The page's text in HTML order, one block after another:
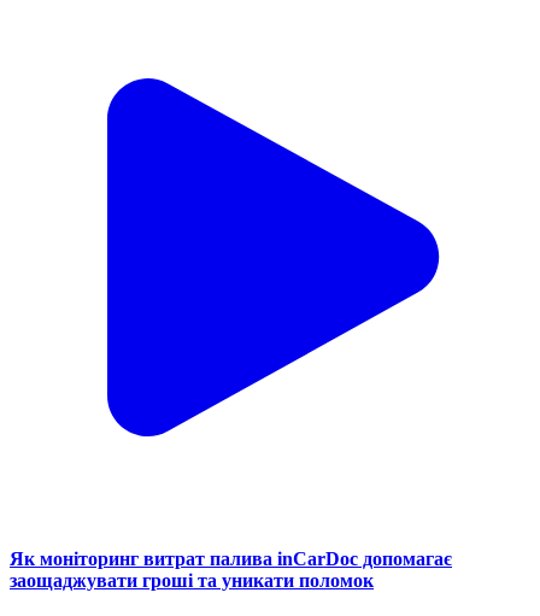
Як моніторинг витрат палива inCarDoc допомагає
заощаджувати гроші та уникати поломок